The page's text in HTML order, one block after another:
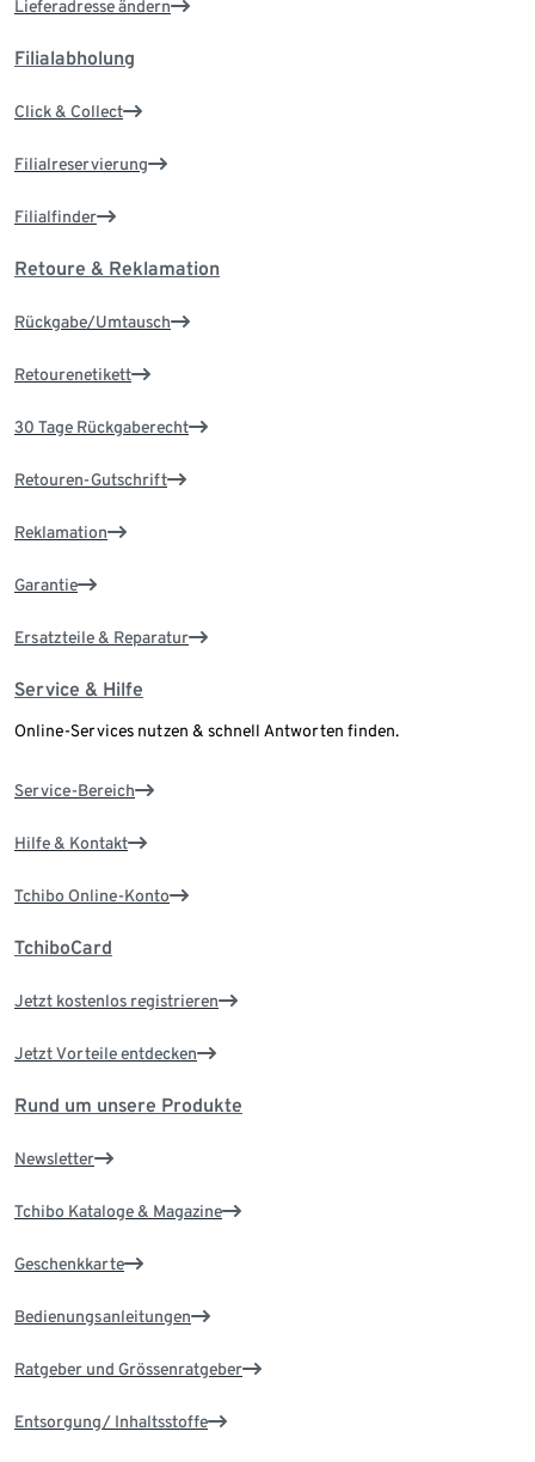
Lieferadresse ändern
Filialabholung
Click & Collect
Filialreservierung
Filialfinder
Retoure & Reklamation
Rückgabe/Umtausch
Retourenetikett
30 Tage Rückgaberecht
Retouren-Gutschrift
Reklamation
Garantie
Ersatzteile & Reparatur
Service & Hilfe
Online-Services nutzen & schnell Antworten finden.
Service-Bereich
Hilfe & Kontakt
Tchibo Online-Konto
TchiboCard
Jetzt kostenlos registrieren
Jetzt Vorteile entdecken
Rund um unsere Produkte
Newsletter
Tchibo Kataloge & Magazine
Geschenkkarte
Bedienungsanleitungen
Ratgeber und Grössenratgeber
Entsorgung/ Inhaltsstoffe